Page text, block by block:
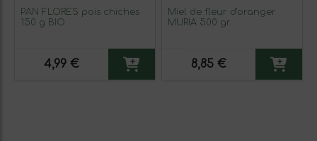
PAN FLORES pois chiches
150 g BIO
4,99 €
Miel de fleur d'oranger
MURIA 500 gr.
8,85 €